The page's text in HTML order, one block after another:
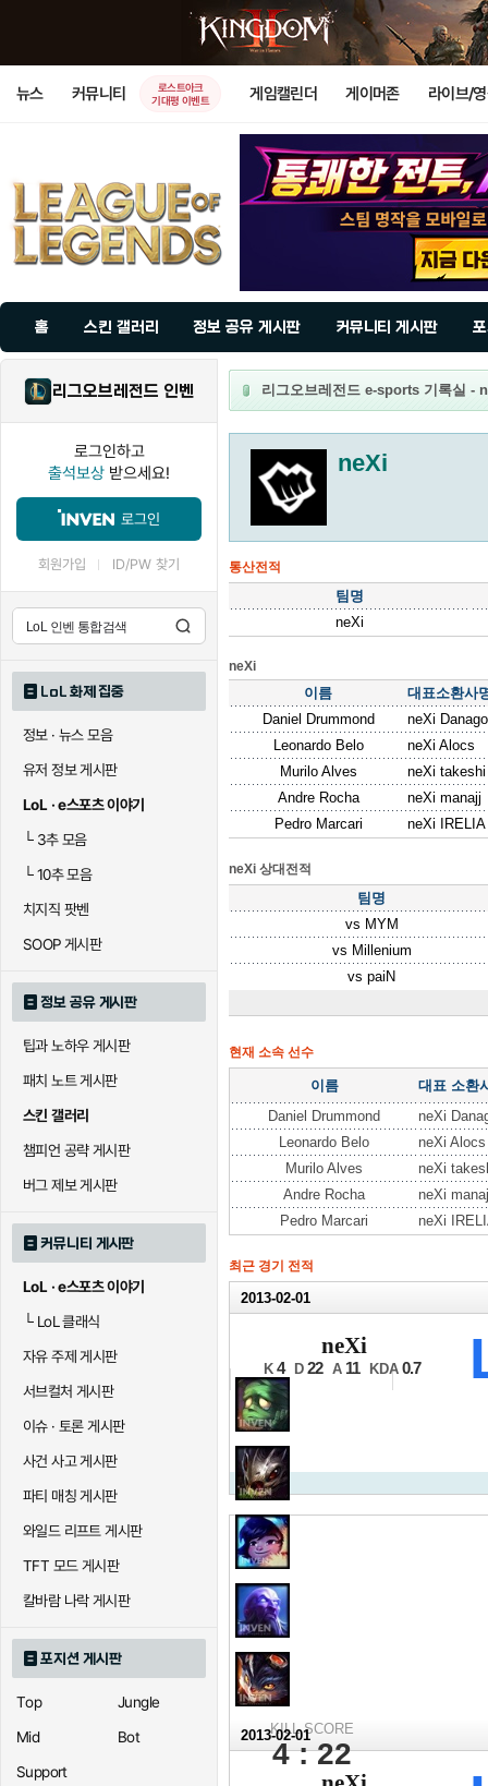
뉴스 커뮤니티
로스트아크
기대평 이벤트
게임캘린더 게이머존 라이브/
홈 스킨 갤러리 정보 공유 게시판 커뮤니티 게시판
리그오브레전드 인벤
로그인하고
출석보상 받으세요!
로그인
회원가입 ID/PW 찾기
LoL 화제 집중
정보 · 뉴스 모음
유저 정보 게시판
LoL · e스포츠 이야기
└3추 모음
└10추 모음
치지직 팟벤
SOOP 게시판
정보 공유 게시판
팁과 노하우 게시판
패치 노트 게시판
스킨 갤러리
챔피언 공략 게시판
버그 제보 게시판
커뮤니티 게시판
LoL · e스포츠 이야기
└LoL 클래식
자유 주제 게시판
서브컬처 게시판
이슈 · 토론 게시판
사건 사고 게시판
파티 매칭 게시판
와일드 리프트 게시판
TFT 모드 게시판
칼바람 나락 게시판
포지션 게시판
Top
Jungle
Mid
Bot
Support
리그오브레전드 e-sports 기록실 -
neXi
통산전적
팀명
neXi
neXi
이름
대표소환사
Daniel Drummond
neXi
Leonardo Belo
neXi Alocs
Murilo Alves
neXi takeshi
Andre Rocha
neXi manajj
Pedro Marcari
neXi IRELIA
neXi 상대전적
팀명
vs MYM
vs Millenium
vs paiN
현재 소속 선수
이름
대표 소환
Daniel Drummond
neXi
Leonardo Belo
neXi Alocs
Murilo Alves
neXi
Andre Rocha
neXi
Pedro Marcari
neXi
최근 경기 전적
2013-02-01
조별리그 A조 5경기
neXi
K 4 D 22 A 11 KDA 0.7
KILL SCORE
4 : 22
2013-02-01